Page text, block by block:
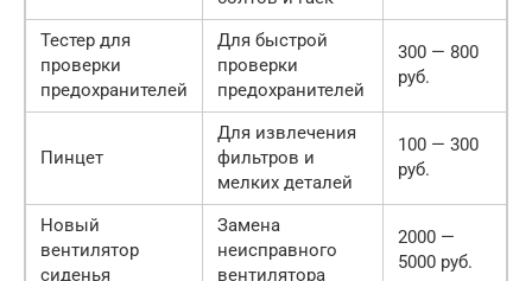
Тестер для
проверки
предохранителей
Для быстрой
проверки
предохранителей
300 — 800
руб.
Пинцет
Для извлечения
фильтров и
мелких деталей
100 — 300
руб.
Новый
вентилятор
сиденья
Замена
неисправного
вентилятора
2000 —
5000 руб.